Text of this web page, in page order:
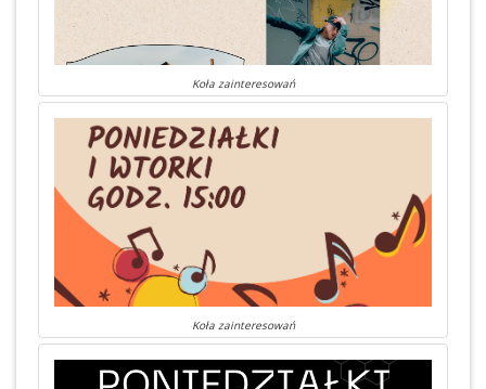
Koła zainteresowań
Koła zainteresowań